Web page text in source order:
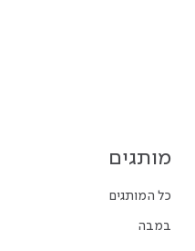
מותגים
כל המותגים
במבה